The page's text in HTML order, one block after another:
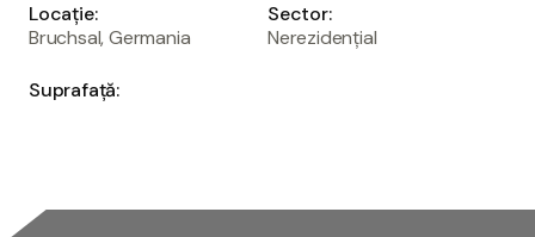
Locație:
Bruchsal, Germania
Sector:
Nerezidențial
Suprafață: